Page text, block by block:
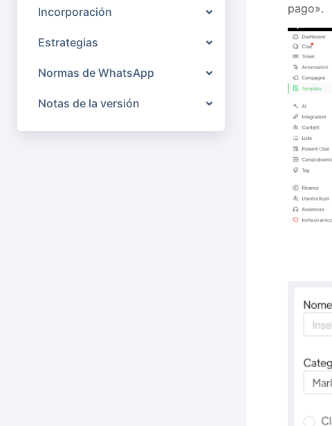
Incorporación
Estrategias
Normas de WhatsApp
Notas de la versión
pago».